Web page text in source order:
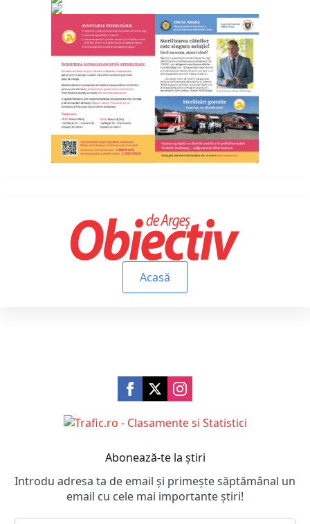
Acasă
Abonează-te la știri
Introdu adresa ta de email și primește săptămânal un
email cu cele mai importante știri!